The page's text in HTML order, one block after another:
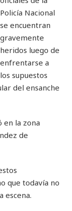
Policía Nacional
se encuentran
gravemente
heridos luego de
enfrentarse a
los supuestos
del ensanche
la zona
de
que todavía no
escena.